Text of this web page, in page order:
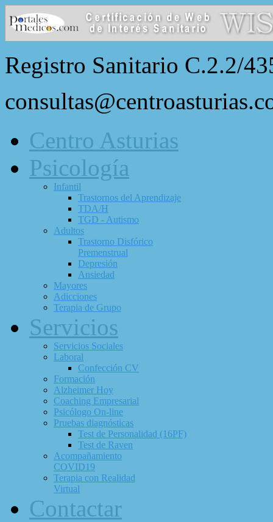
Registro Sanitario C.2.2/
Centro Asturias
Psicología
Infantil
Trastornos del Aprendizaje
TDA/H
TGD - Autismo
Adultos
Trastorno Disfórico
Premenstrual
Depresión
Ansiedad
Mayores
Adicciones
Terapia de Grupo
Servicios
Servicios Sociales
Laboral
Confección CV
Formación
Alzheimer Hoy
Coaching Empresarial
Psicólogo On-line
Pruebas diagnósticas
Test de Personalidad (16PF)
Test de Raven
Acompañamiento
COVID19
Terapia con Realidad
Virtual
Contactar